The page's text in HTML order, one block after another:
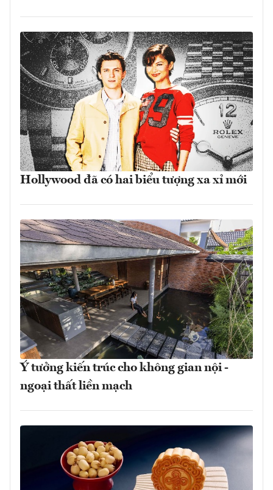
Hollywood đã có hai biểu tượng xa xỉ mới
Ý tưởng kiến trúc cho không gian nội -
ngoại thất liền mạch